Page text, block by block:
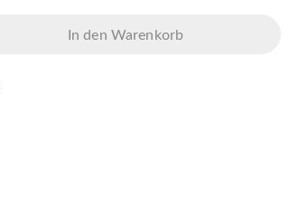
den gewünschten Wert ein
In den Warenkorb